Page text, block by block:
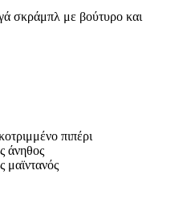
σκράμπλ με βούτυρο και
πιπέρι
άνηθος
μαϊντανός